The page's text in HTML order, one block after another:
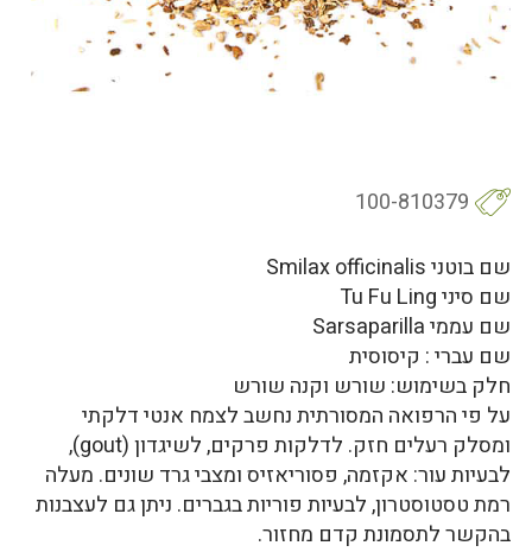
100-810379
שם בוטני Smilax officinalis
שם סיני Tu Fu Ling
שם עממי Sarsaparilla
שם עברי : קיסוסית
חלק בשימוש: שורש וקנה שורש
על פי הרפואה המסורתית נחשב לצמח אנטי דלקתי
ומסלק רעלים חזק. לדלקות פרקים, לשיגדון (gout),
לבעיות עור: אקזמה, פסוריאזיס ומצבי גרד שונים. מעלה
רמת טסטוסטרון, לבעיות פוריות בגברים. ניתן גם לעצבנות
בהקשר לתסמונת קדם מחזור.